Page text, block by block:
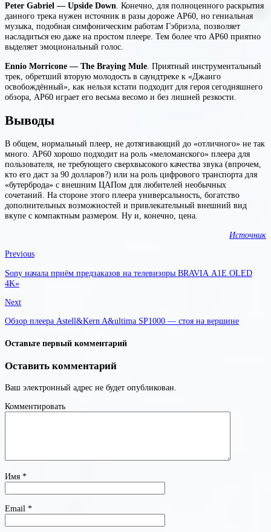
Peter Gabriel — Upside Down. Конечно, для полноценного раскрытия
данного трека нужен источник в разы дороже AP60, но гениальная
музыка, подобная симфоническим работам Гэбриэла, позволяет
насладиться ею даже на простом плеере. Тем более что AP60 приятно
выделяет эмоциональный голос.
Ennio Morricone — The Braying Mule . Приятный инструментальный
трек, обретший вторую молодость в саундтреке к «Джанго
освобождённый», как нельзя кстати подходит для героя сегодняшнего
обзора, AP60 играет его весьма весомо и без лишней резкости.
Выводы
В общем, нормальный плеер, не дотягивающий до «отличного» не так
много. AP60 хорошо подходит на роль «меломанского» плеера для
пользователя, не требующего сверхвысокого качества звука (впрочем,
кто его даст за 90 долларов?) или на роль цифрового транспорта для
«бутерброда» с внешним ЦАПом для любителей необычных
сочетаний. На стороне этого плеера универсальность, богатство
дополнительных возможностей и привлекательный внешний вид
вкупе с компактным размером. Ну и, конечно, цена.
Источник
Previous
Sony начала приём предзаказов на телевизоры BRAVIA A1E OLED
4K»
Next
Обзор плеера Astell&Kern A&ultima SP1000 — стоя на вершине
Оставьте первый комментарий
Оставить комментарий
Ваш электронный адрес не будет опубликован.
Комментировать
Имя *
Email *